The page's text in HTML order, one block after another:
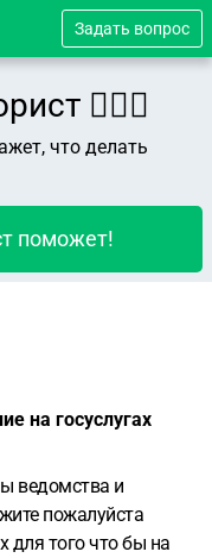
Задать вопрос
👨🏻‍⚖️
что делать
поможет!
на госуслугах
ведомства и
пожалуйста
для того что бы на